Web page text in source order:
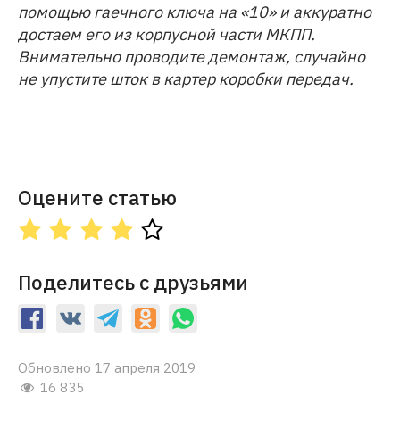
помощью гаечного ключа на «10» и аккуратно
достаем его из корпусной части МКПП.
Внимательно проводите демонтаж, случайно
не упустите шток в картер коробки передач.
Оцените статью
Поделитесь с друзьями
Обновлено 17 апреля 2019
16 835